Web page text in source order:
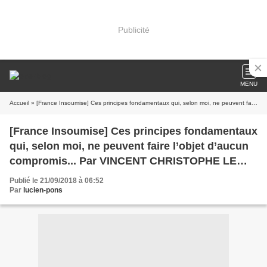
Publicité
MENU
Accueil » [France Insoumise] Ces principes fondamentaux qui, selon moi, ne peuvent faire l’objet d’aucun compromis... Par VINCENT CHRISTOPHE LE ROUX·J
[France Insoumise] Ces principes fondamentaux
qui, selon moi, ne peuvent faire l’objet d’aucun
compromis... Par VINCENT CHRISTOPHE LE
ROUX·J
Publié le 21/09/2018 à 06:52
Par lucien-pons